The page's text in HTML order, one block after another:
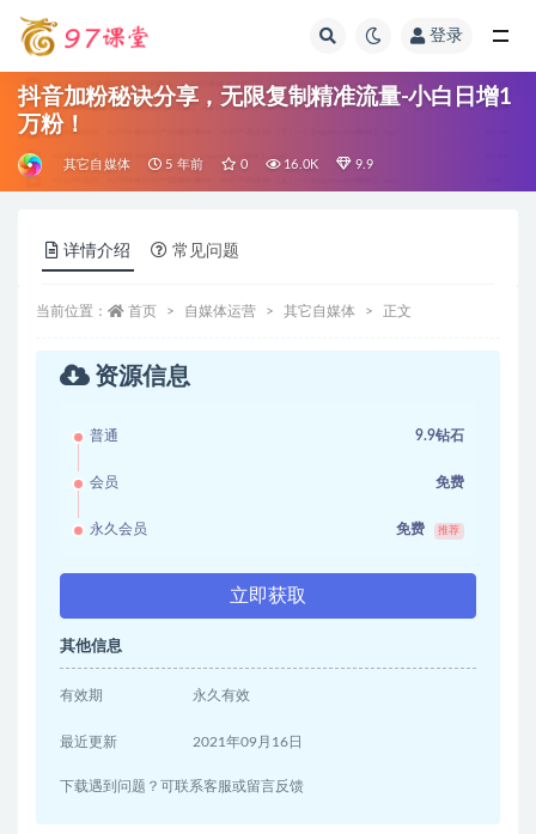
登录
抖音加粉秘诀分享，无限复制精准流量-小白日增1
万粉！
其它自媒体 5 年前 0 16.0K 9.9
详情介绍 常见问题
当前位置： 首页 自媒体运营 其它自媒体 正文
资源信息
普通 9.9钻石
会员 免费
永久会员 免费 推荐
立即获取
其他信息
有效期 永久有效
最近更新 2021年09月16日
下载遇到问题？可联系客服或留言反馈